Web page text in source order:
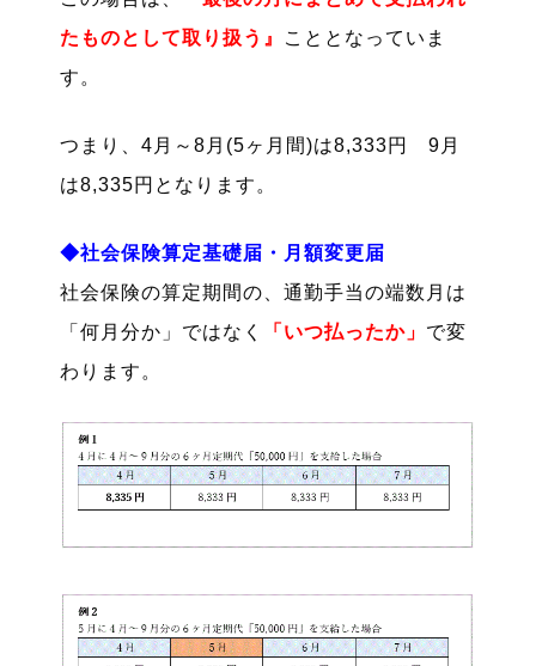
たものとして取り扱う』
こととなっていま
す。
つまり、4月～8月(5ヶ月間)は8,333円 9月
は8,335円となります。
◆社会保険算定基礎届・月額変更届
社会保険の算定期間の、通勤手当の端数月は
「何月分か」ではなく
「いつ払ったか」 で変
わります。